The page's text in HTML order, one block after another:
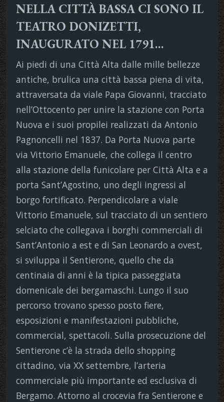
NELLA CITTÀ BASSA CI SONO IL
TEATRO DONIZETTI,
INAUGURATO NEL 1791…
Ai piedi di una Città Alta dalle mille bellezze
antiche, brulica una città bassa piena di vita,
attraversata da viale Papa Giovanni, tracciato
nell’Ottocento per unire la stazione con Porta
Nuova e i suoi propilei realizzati da Antonio
Pagnoncelli nel 1837. Da Porta Nuova parte
via Vittorio Emanuele, che collega il centro
alla stazione della funicolare per Città Alta e a
porta Sant’Agostino, uno degli ingressi al
borgo fortificato. Perpendicolare a viale
Vittorio Emanuele, sul tracciato di un sentiero
selciato che collegava i borghi commerciali di
Sant’Antonio a est e di San Leonardo a ovest,
si sviluppa il Sentierone, quello che da
centinaia di anni è la tipica passeggiata
domenicale dei bergamaschi. Lungo il suo
percorso trovano spesso posto fiere,
esposizioni e manifestazioni pubbliche,
commercial, spettacoli. Sulla prosecuzione del
Sentierone c’è la strada dello shopping
cittadino, via XX settembre, l’arteria
commerciale più importante ed esclusiva di
Bergamo. Attorno al crocevia fra Sentierone e